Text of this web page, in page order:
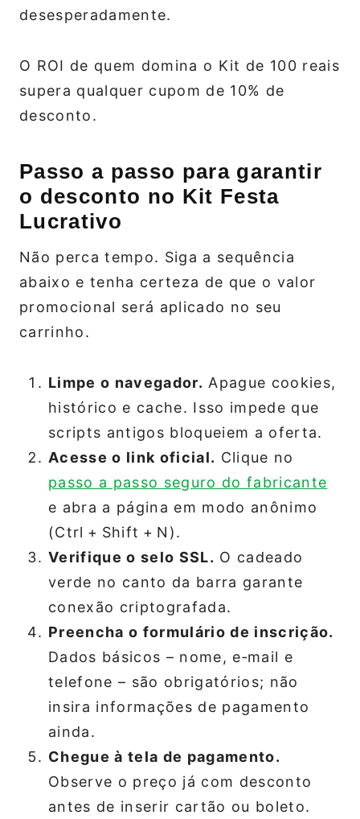
desesperadamente.
O ROI de quem domina o Kit de 100 reais
supera qualquer cupom de 10% de
desconto.
Passo a passo para garantir
o desconto no Kit Festa
Lucrativo
Não perca tempo. Siga a sequência
abaixo e tenha certeza de que o valor
promocional será aplicado no seu
carrinho.
Limpe o navegador. Apague cookies,
histórico e cache. Isso impede que
scripts antigos bloqueiem a oferta.
Acesse o link oficial. Clique no
passo a passo seguro do fabricante
e abra a página em modo anônimo
(Ctrl + Shift + N).
Verifique o selo SSL. O cadeado
verde no canto da barra garante
conexão criptografada.
Preencha o formulário de inscrição.
Dados básicos – nome, e‑mail e
telefone – são obrigatórios; não
insira informações de pagamento
ainda.
Chegue à tela de pagamento.
Observe o preço já com desconto
antes de inserir cartão ou boleto.